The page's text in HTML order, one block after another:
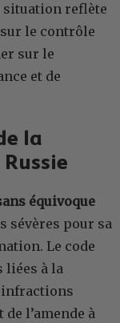
situation reflète
le contrôle
sur le
et de
la
équivoque
sévères pour sa
Le code
liées à la
infractions
l’amende à